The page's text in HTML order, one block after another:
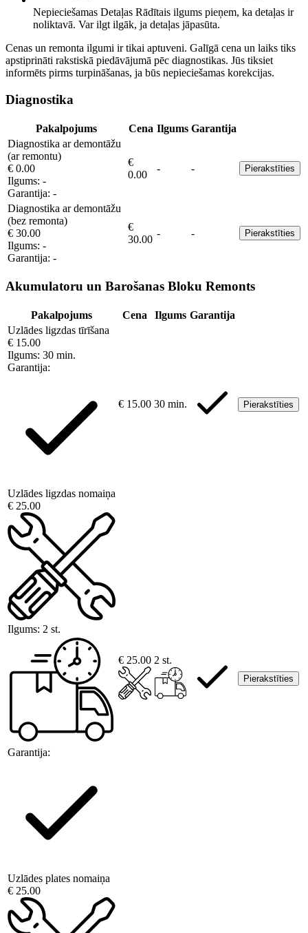
Nepieciešamas Detaļas Rādītais ilgums pieņem, ka detaļas ir
noliktavā. Var ilgt ilgāk, ja detaļas jāpasūta.
Cenas un remonta ilgumi ir tikai aptuveni. Galīgā cena un laiks tiks
apstiprināti rakstiskā piedāvājumā pēc diagnostikas. Jūs tiksiet
informēts pirms turpināšanas, ja būs nepieciešamas korekcijas.
Diagnostika
Pakalpojums Cena Ilgums Garantija
Diagnostika ar demontāžu
(ar remontu)
€ 0.00
Ilgums: -
Garantija: -
€
0.00
- - Pierakstīties
Diagnostika ar demontāžu
(bez remonta)
€ 30.00
Ilgums: -
Garantija: -
€
30.00
- - Pierakstīties
Akumulatoru un Barošanas Bloku Remonts
Pakalpojums Cena Ilgums Garantija
Uzlādes ligzdas tīrīšana
€ 15.00
Ilgums: 30 min.
Garantija:
€ 15.00 30 min. Pierakstīties
Uzlādes ligzdas nomaiņa
€ 25.00
Ilgums: 2 st.
Garantija:
€ 25.00 2 st.
Pierakstīties
Uzlādes plates nomaiņa
€ 25.00